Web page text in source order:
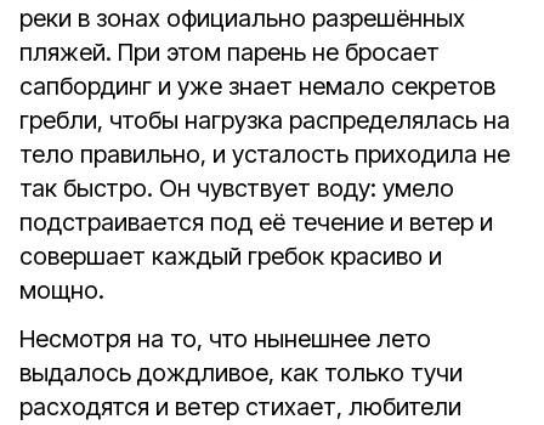
реки в зонах официально разрешённых
пляжей. При этом парень не бросает
сапбординг и уже знает немало секретов
гребли, чтобы нагрузка распределялась на
тело правильно, и усталость приходила не
так быстро. Он чувствует воду: умело
подстраивается под её течение и ветер и
совершает каждый гребок красиво и
мощно.
Несмотря на то, что нынешнее лето
выдалось дождливое, как только тучи
расходятся и ветер стихает, любители